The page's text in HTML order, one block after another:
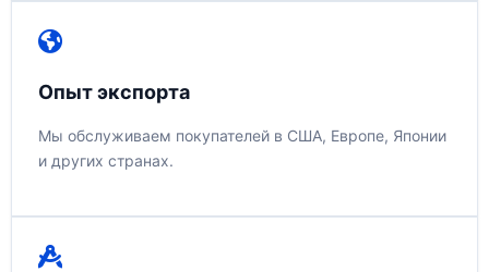
Опыт экспорта
Мы обслуживаем покупателей в США, Европе, Японии
и других странах.